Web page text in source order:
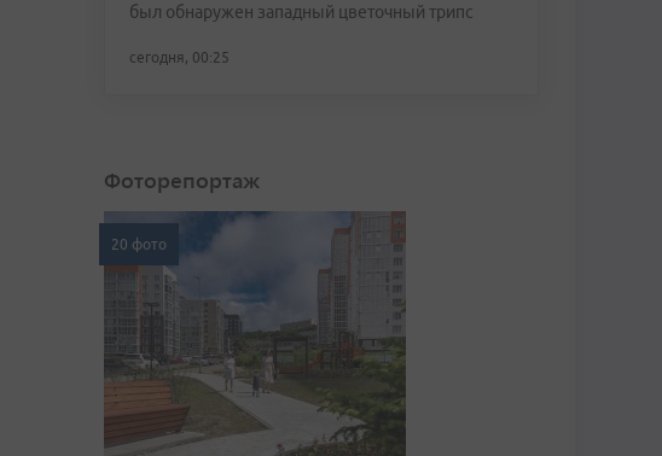
был обнаружен западный цветочный трипс
сегодня, 00:25
Фоторепортаж
20 фото